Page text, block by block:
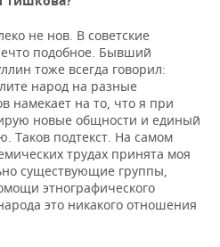
не нов. В советские
подобное. Бывший
тоже всегда говорил:
народ на разные
намекает на то, что я при
новые общности и единый
Таков подтекст. На самом
трудах принята моя
существующие группы,
этнографического
это никакого отношения